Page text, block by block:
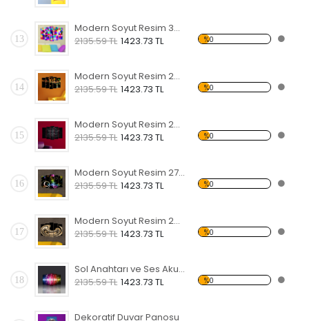
13
Modern Soyut Resim 30 Forex Tablo
2135.59 TL 1423.73 TL %0
14
Modern Soyut Resim 29 Forex Tablo
2135.59 TL 1423.73 TL %0
15
Modern Soyut Resim 28 Forex Tablo
2135.59 TL 1423.73 TL %0
16
Modern Soyut Resim 27 Forex Tablo
2135.59 TL 1423.73 TL %0
17
Modern Soyut Resim 26 Forex Tablo
2135.59 TL 1423.73 TL %0
18
Sol Anahtarı ve Ses Akustik Frekansı Forex Tablo
2135.59 TL 1423.73 TL %0
Dekoratif Duvar Panosu